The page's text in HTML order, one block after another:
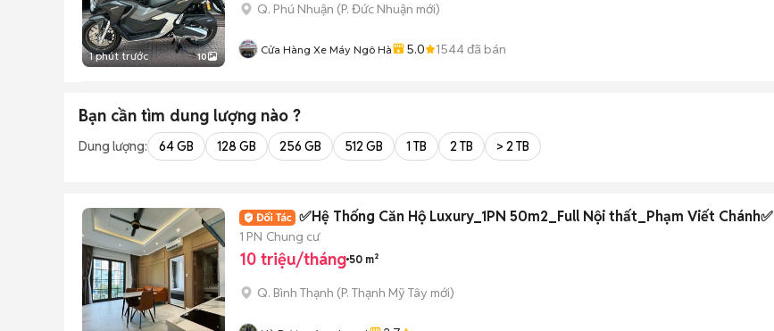
1 phút trước 10
Q. Phú Nhuận (P. Đức Nhuận mới)
Cửa Hàng Xe Máy Ngô Hà 5.0 1544đã bán
Bạn cần tìm dung lượng nào ?
Dung lượng: 64 GB 128 GB 256 GB 512 GB 1 TB 2 TB > 2 TB
✅Hệ Thống Căn Hộ Luxury_1PN 50m2_Full Nội thất_Phạm Viết Chánh✅
1 PN Chung cư
10 triệu/tháng 50 m²
Q. Bình Thạnh (P. Thạnh Mỹ Tây mới)